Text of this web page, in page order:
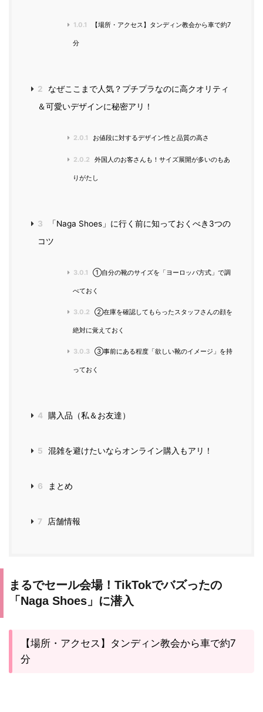
1.0.1 【場所・アクセス】タンディン教会から車で約7
分
2
なぜここまで人気？プチプラなのに高クオリティ
＆可愛いデザインに秘密アリ！
2.0.1 お値段に対するデザイン性と品質の高さ
2.0.2 外国人のお客さんも！サイズ展開が多いのもあ
りがたし
3
「Naga Shoes」に行く前に知っておくべき3つの
コツ
3.0.1 ①自分の靴のサイズを「ヨーロッパ方式」で調
べておく
3.0.2 ②在庫を確認してもらったスタッフさんの顔を
絶対に覚えておく
3.0.3 ③事前にある程度「欲しい靴のイメージ」を持
っておく
4 購入品（私＆お友達）
5 混雑を避けたいならオンライン購入もアリ！
6 まとめ
7 店舗情報
まるでセール会場！TikTokでバズったの
「Naga Shoes」に潜入
【場所・アクセス】タンディン教会から車で約7
分